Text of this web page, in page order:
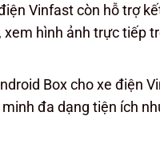
Vinfast còn hỗ trợ
hình ảnh trực
Box cho xe điện
đa dạng tiện ích